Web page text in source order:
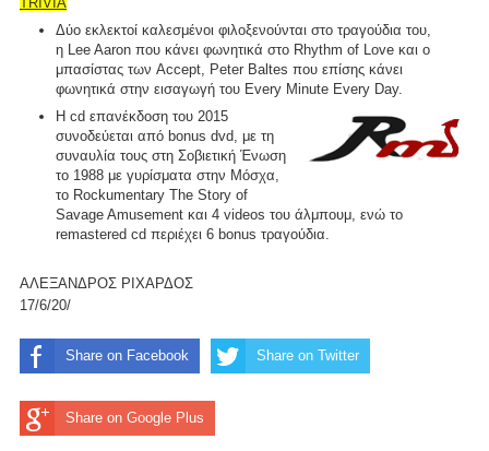
Δύο εκλεκτοί καλεσμένοι φιλοξενούνται στο τραγούδια του,
η Lee Aaron που κάνει φωνητικά στο Rhythm of Love και ο
μπασίστας των Accept, Peter Baltes που επίσης κάνει
φωνητικά στην εισαγωγή του Every Minute Every Day.
Η cd επανέκδοση του 2015
συνοδεύεται από bonus dvd, με τη
συναυλία τους στη Σοβιετική Ένωση
το 1988 με γυρίσματα στην Μόσχα,
το Rockumentary The Story of
Savage Amusement και 4 videos του άλμπουμ, ενώ το
remastered cd περιέχει 6 bonus τραγούδια.
ΑΛΕΞΑΝΔΡΟΣ ΡΙΧΑΡΔΟΣ
17/6/20/
Share on Facebook Share on Twitter
Share on Google Plus